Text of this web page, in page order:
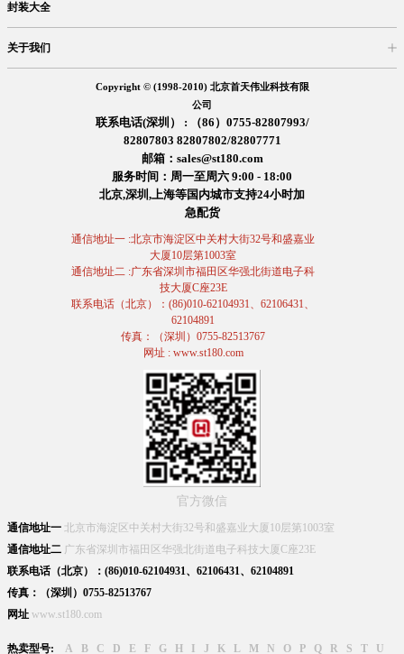
封装大全
关于我们
Copyright © (1998-2010) 北京首天伟业科技有限
公司
联系电话(深圳） : （86）0755-82807993/
82807803 82807802/82807771
邮箱：sales@st180.com
服务时间：周一至周六 9:00 - 18:00
北京,深圳,上海等国内城市支持24小时加
急配货
通信地址一 :北京市海淀区中关村大街32号和盛嘉业
大厦10层第1003室
通信地址二 :广东省深圳市福田区华强北街道电子科
技大厦C座23E
联系电话（北京）：(86)010-62104931、62106431、
62104891
传真：（深圳）0755-82513767
网址 : www.st180.com
官方微信
通信地址一 北京市海淀区中关村大街32号和盛嘉业大厦10层第1003室
通信地址二 广东省深圳市福田区华强北街道电子科技大厦C座23E
联系电话（北京）：(86)010-62104931、62106431、62104891
传真：（深圳）0755-82513767
网址 www.st180.com
热卖型号: A B C D E F G H J K L M N O P Q R S T U